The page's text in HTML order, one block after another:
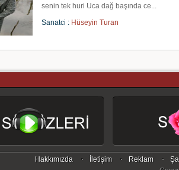
senin tek huri Uca dağ başında ce...
Sanatci : Hüseyin Turan
Hakkımızda İletişim Reklam